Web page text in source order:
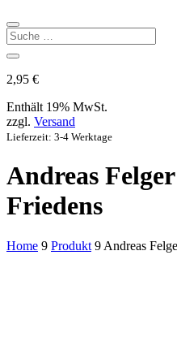
2,95 €
Enthält 19% MwSt.
zzgl. Versand
Lieferzeit: 3-4 Werktage
Andreas
Friedens
Home 9 Produkt 9 Andreas